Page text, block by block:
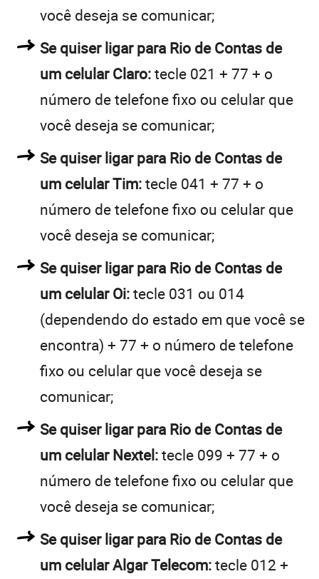
você deseja se comunicar;
Se quiser ligar para Rio de Contas de
um celular Claro:tecle 021 + 77 + o
número de telefone fixo ou celular que
você deseja se comunicar;
Se quiser ligar para Rio de Contas de
um celular Tim:tecle 041 + 77 + o
número de telefone fixo ou celular que
você deseja se comunicar;
Se quiser ligar para Rio de Contas de
um celular Oi:tecle 031 ou 014
(dependendo do estado em que você se
encontra) + 77 + o número de telefone
fixo ou celular que você deseja se
comunicar;
Se quiser ligar para Rio de Contas de
um celular Nextel:tecle 099 + 77 + o
número de telefone fixo ou celular que
você deseja se comunicar;
Se quiser ligar para Rio de Contas de
um celular Algar Telecom:tecle 012 +